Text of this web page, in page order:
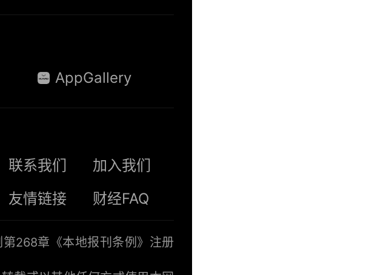
AppGallery
联系我们
加入我们
友情链接 财经FAQ
268章《本地报刊条例》注册